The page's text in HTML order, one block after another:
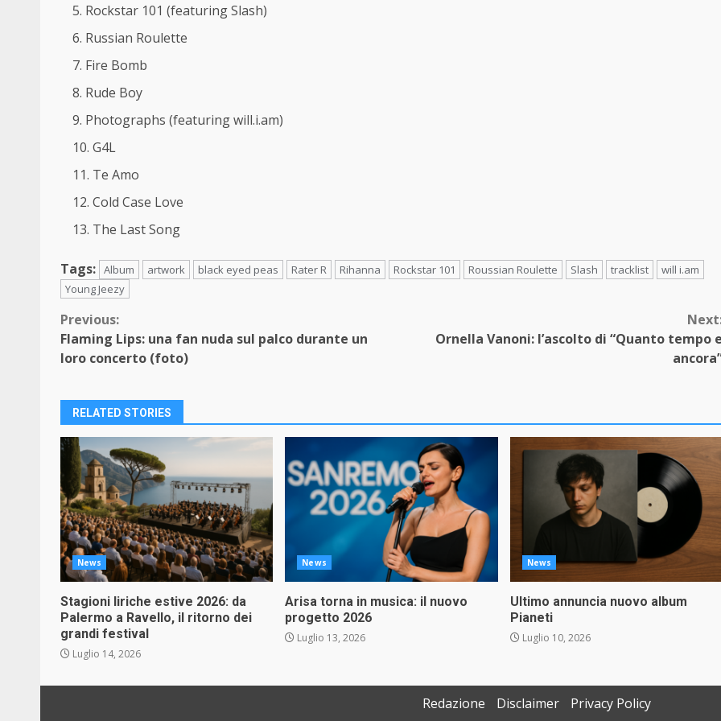
Rockstar 101 (featuring Slash)
Russian Roulette
Fire Bomb
Rude Boy
Photographs (featuring will.i.am)
G4L
Te Amo
Cold Case Love
The Last Song
Tags: Album artwork black eyed peas Rater R Rihanna Rockstar 101 Roussian Roulette Slash tracklist
will i.am
Young Jeezy
Continue
Reading
Previous:
Flaming Lips: una fan nuda sul palco durante un
loro concerto (foto)
Ornella Vanoni: l’ascolto di “Quanto tempo e
RELATED STORIES
News
Stagioni liriche estive 2026: da
Palermo a Ravello, il ritorno dei
grandi festival
Luglio 14, 2026
News
Arisa torna in musica: il nuovo
progetto 2026
Luglio 13, 2026
News
Ultimo annuncia nuovo album
Pianeti
Luglio 10, 2026
Redazione Disclaimer Privacy Policy